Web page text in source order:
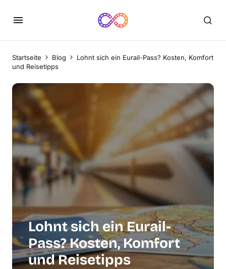
Startseite Blog
Lohnt sich ein Eurail-Pass? Kosten, Komfort
und Reisetipps
Lohnt sich ein Eurail-
Pass? Kosten, Komfort
und Reisetipps